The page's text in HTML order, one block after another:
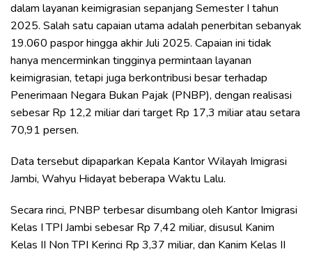
dalam layanan keimigrasian sepanjang Semester I tahun
2025. Salah satu capaian utama adalah penerbitan sebanyak
19.060 paspor hingga akhir Juli 2025. Capaian ini tidak
hanya mencerminkan tingginya permintaan layanan
keimigrasian, tetapi juga berkontribusi besar terhadap
Penerimaan Negara Bukan Pajak (PNBP), dengan realisasi
sebesar Rp 12,2 miliar dari target Rp 17,3 miliar atau setara
70,91 persen.
Data tersebut dipaparkan Kepala Kantor Wilayah Imigrasi
Jambi, Wahyu Hidayat beberapa Waktu Lalu.
Secara rinci, PNBP terbesar disumbang oleh Kantor Imigrasi
Kelas I TPI Jambi sebesar Rp 7,42 miliar, disusul Kanim
Kelas II Non TPI Kerinci Rp 3,37 miliar, dan Kanim Kelas II